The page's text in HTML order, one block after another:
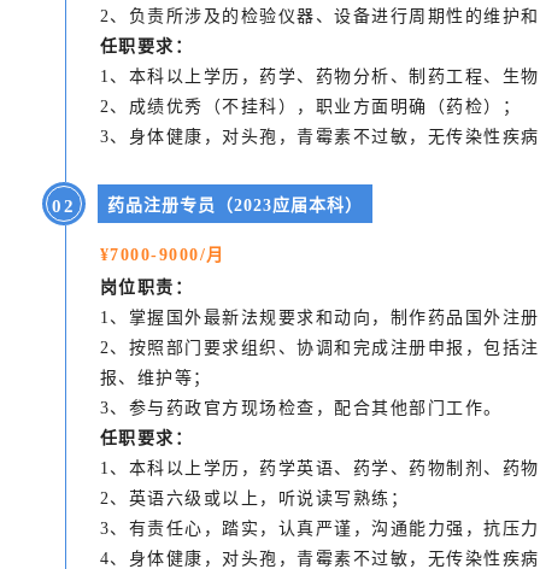
2、负责所涉及的检验仪器、设备进行周期性的维护
任职要求：
1、本科以上学历，药学、药物分析、制药工程、生
2、成绩优秀（不挂科），职业方面明确（药检）；
3、身体健康，对头孢，青霉素不过敏，无传染性疾
02 药品注册专员（2023应届本科）
¥7000-9000/月
岗位职责：
1、掌握国外最新法规要求和动向，制作药品国外注
2、按照部门要求组织、协调和完成注册申报，包括
报、维护等；
3、参与药政官方现场检查，配合其他部门工作。
任职要求：
1、本科以上学历，药学英语、药学、药物制剂、药
2、英语六级或以上，听说读写熟练；
3、有责任心，踏实，认真严谨，沟通能力强，抗压
4、身体健康，对头孢，青霉素不过敏，无传染性疾